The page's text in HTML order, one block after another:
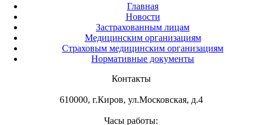
Главная
Новости
Застрахованным лицам
Медицинским организациям
Страховым медицинским организациям
Нормативные документы
Контакты
610000, г.Киров, ул.Московская, д.4
Часы работы: